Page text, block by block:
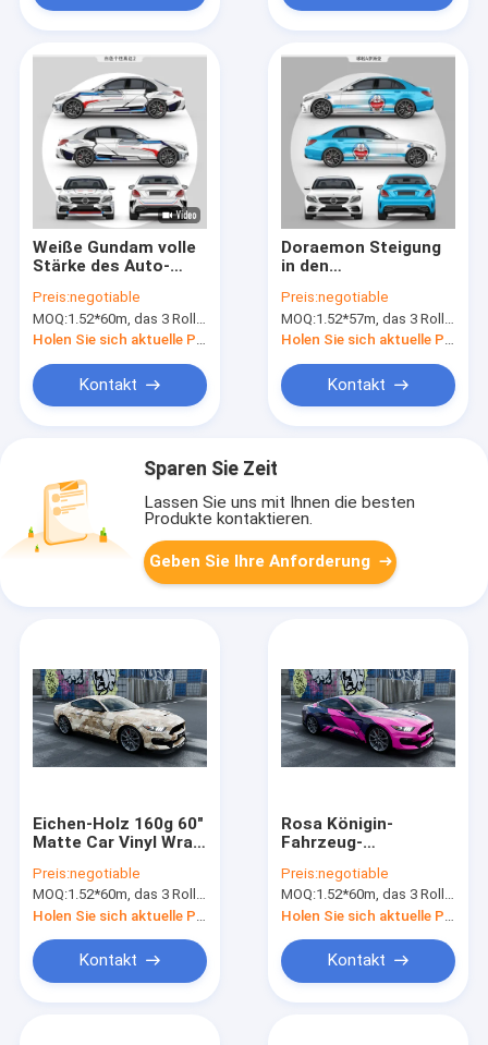
Weiße Gundam volle
Stärke des Auto-
Rollen80micron
50micron
Preis:negotiable
MOQ:1.52*60m, das 3 Rollen 1.52*20m bedeutet
Holen Sie sich aktuelle Preis
Kontakt
Doraemon Steigung
in den
Auto-Verpackungen,
Fahrzeug-
Verpackungs-
Beschaffenheit 160g
Brown frei
Preis:negotiable
MOQ:1.52*57m, das 3 Rollen 1.52*19m bedeutet
Holen Sie sich aktuelle Preis
Kontakt
Sparen Sie Zeit
Lassen Sie uns mit Ihnen die besten
Produkte kontaktieren.
Geben Sie Ihre Anforderung
Eichen-Holz 160g 60"
Matte Car Vinyl Wrap
frei
Preis:negotiable
MOQ:1.52*60m, das 3 Rollen 1.52*20m bedeutet
Kontakt
Rosa Königin-
Fahrzeug-
Material, Matte
Polymeric Protective
Vinyl Wrap
Preis:negotiable
MOQ:1.52*60m, das 3 Rollen 1.52*20m bedeutet
Kontakt